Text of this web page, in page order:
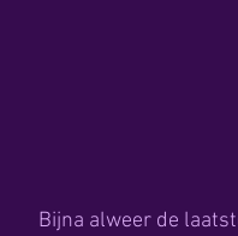
Bijna alweer de